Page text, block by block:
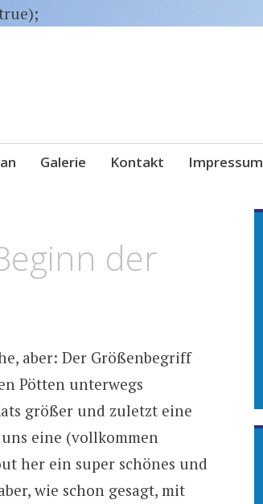
Galerie Kontakt Impressum
der
aber: Der Größenbegriff
Pötten unterwegs
größer und zuletzt eine
eine (vollkommen
her ein super schönes und
wie schon gesagt, mit